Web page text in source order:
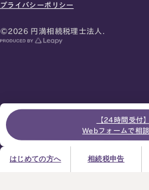
【24時間受付】
Webフォームで相
はじめての方へ 相続税申告
お急ぎの方は電話
プライバシーポリシー
©2026 円満相続税理士法人.